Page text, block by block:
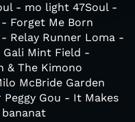
- mo light 47Soul -
Forget Me Born
Relay Runner Loma -
Gali Mint Field -
& The Kimono
McBride Garden
Gou - It Makes